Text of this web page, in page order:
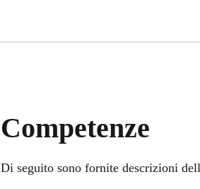
Competenze
Di seguito sono fornite descrizioni